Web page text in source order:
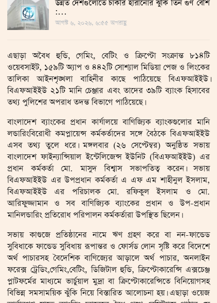
উন্নত দেশগুলোতে চাকরি হারানোর ঝুঁকি তিন গুণ বেশি
:…
আগস্ট ৬, ২০২৬, ৬:৫৫ অপরাহ্ণ
এছাড়া অবৈধ হুন্ডি, গেমিং, বেটিং ও ক্রিপ্টো সংক্রান্ত ৮১৪টি
ওয়েবসাইট, ১৫৯টি অ্যাপ ও ৪৪২টি সোশ্যাল মিডিয়া পেজ ও লিংকের
তালিকা আইনশৃঙ্খলা বাহিনীর কাছে পাঠিয়েছে বিএফআইইউ।
বিএফআইইউ ২১টি মানি চেঞ্জার এবং তাদের ৩৯টি ব্যাংক হিসাবের
তথ্য পুলিশের অপরাধ তদন্ত বিভাগে পাঠিয়েছে।
বাংলাদেশ ব্যাংকের প্রধান কার্যালয়ে বাণিজ্যিক ব্যাংকগুলোর মানি
লন্ডারিংবিরোধী কমপ্লায়েন্স কর্মকর্তাদের সঙ্গে বৈঠকে বিএফআইইউ
এসব তথ্য তুলে ধরে। মঙ্গলবার (২৬ সেপ্টেম্বর) অনুষ্ঠিত সভায়
বাংলাদেশ ফাইন্যান্সিয়াল ইন্টেলিজেন্স ইউনিট (বিএফআইইউ) এর
প্রধান কর্মকর্তা মো. মাসুদ বিশ্বাস সভাপতিত্ব করেন। সভায়
বিএফআইইউ এর উপপ্রধান কর্মকর্তা এ এফ এম শাহীনুল ইসলাম,
বিএফআইইউ এর পরিচালক মো. রফিকুল ইসলাম ও মো.
আরিফুজ্জামান ও সব বাণিজ্যিক ব্যাংকের প্রধান ও উপ-প্রধান
মানিলন্ডারিং প্রতিরোধ পরিপালন কর্মকর্তারা উপস্থিত ছিলেন।
সভায় কাগুজে প্রতিষ্ঠানের নামে ঋণ গ্রহণ করে বা নন-ফান্ডেড
সুবিধাকে ফান্ডেড সুবিধায় রূপান্তর ও ফোর্সড লোন সৃষ্টি করে বিদেশে
অর্থ পাচারসহ বৈদেশিক বাণিজ্যের আড়ালে অর্থ পাচার, অনলাইন
ফরেক্স ট্রেডিং,গেমিং,বেটিং, ডিজিটাল হুন্ডি, ক্রিপ্টোকারেন্সি এক্সচেঞ্জ
প্লাটফর্মের মাধ্যমে ভার্চুয়াল মুদ্রা বা ক্রিপ্টোকারেন্সিতে বিনিয়োগসহ
বিভিন্ন সমসাময়িক ঝুঁকি নিয়ে বিস্তারিত আলোচনা হয়। এছাড়া ওয়েজ